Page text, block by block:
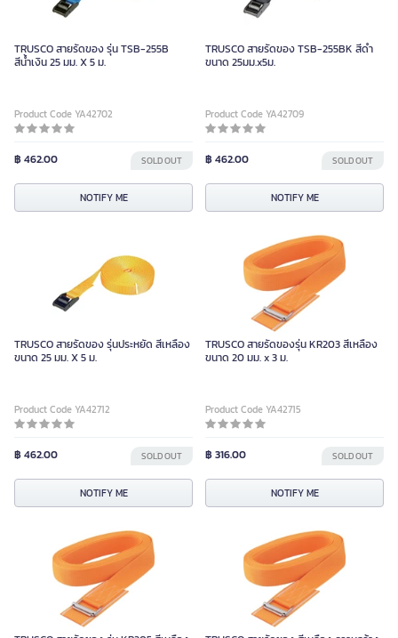
TRUSCO สายรัดของ รุ่น TSB-255B
สีน้ำเงิน 25 มม. X 5 ม.
Product Code YA42702
฿ 462.00 SOLD OUT
NOTIFY ME
TRUSCO สายรัดของ TSB-255BK สีดำ
ขนาด 25มม.x5ม.
Product Code YA42709
฿ 462.00 SOLD OUT
NOTIFY ME
TRUSCO สายรัดของ รุ่นประหยัด สีเหลือง
ขนาด 25 มม. X 5 ม.
Product Code YA42712
฿ 462.00 SOLD OUT
NOTIFY ME
TRUSCO สายรัดของรุ่น KR203 สีเหลือง
ขนาด 20 มม. x 3 ม.
Product Code YA42715
฿ 316.00 SOLD OUT
NOTIFY ME